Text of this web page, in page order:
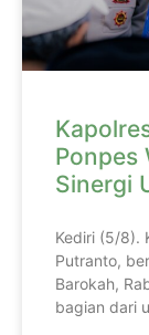
Ponpes
Sinergi
Kediri (5/8).
Putranto,
Barokah,
bagian dari